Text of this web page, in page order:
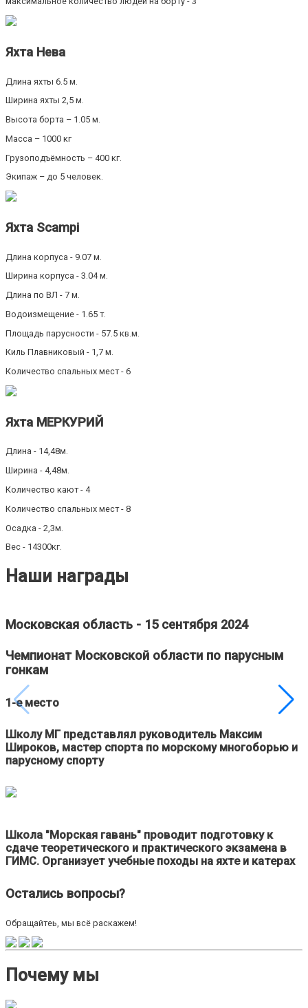
Яхта Нева
Длина яхты 6.5 м.
Ширина яхты 2,5 м.
Высота борта – 1.05 м.
Масса – 1000 кг
Грузоподъёмность – 400 кг.
Экипаж – до 5 человек.
Яхта Scampi
Длина корпуса - 9.07 м.
Ширина корпуса - 3.04 м.
Длина по ВЛ - 7 м.
Водоизмещение - 1.65 т.
Площадь парусности - 57.5 кв.м.
Киль Плавниковый - 1,7 м.
Количество спальных мест - 6
Яхта МЕРКУРИЙ
Длина - 14,48м.
Ширина - 4,48м.
Количество кают - 4
Количество спальных мест - 8
Осадка - 2,3м.
Вес - 14300кг.
Наши награды
Московская область - 15 сентября 2024
Чемпионат Московской области по парусным
гонкам
1-е место
Школу МГ представлял руководитель Максим
Широков, мастер спорта по морскому многоборью и
парусному спорту
Школа "Морская гавань" проводит подготовку к
сдаче теоретического и практического экзамена в
ГИМС. Организует учебные походы на яхте и катерах
Остались вопросы?
Обращайтеь, мы всё раскажем!
Почему мы